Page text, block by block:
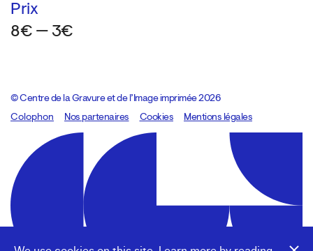
Prix
8€ — 3€
© Centre de la Gravure et de l’Image imprimée 2026
Colophon
Design:Marcel Kaczmarek, code:8080.studio
Nos partenaires Cookies Mentions légales